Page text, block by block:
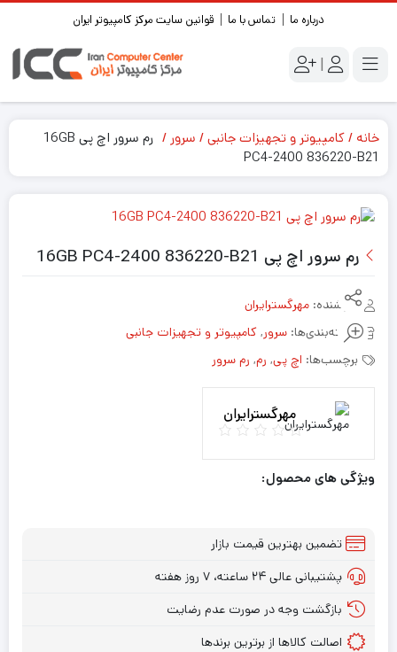
درباره ما تماس با ما قوانین سایت مرکز کامپیوتر ایران
|
خانه کامپیوتر و تجهیزات جانبی سرور
رم سرور اچ پی 16GB
PC4-2400 836220-B21
رم سرور اچ پی 16GB PC4-2400 836220-B21
فروشنده: مهرگسترایران
دسته‌بندی‌ها: سرور, کامپیوتر و تجهیزات جانبی
برچسب‌ها: اچ پی, رم, رم سرور
مهرگسترایران
ویژگی های محصول:
تضمین بهترین قیمت بازار
پشتیبانی عالی ۲۴ ساعته، ۷ روز هفته
بازگشت وجه در صورت عدم رضایت
اصالت کالاها از برترین برندها